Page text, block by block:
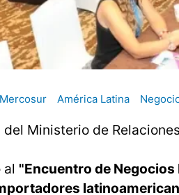
Mercosur América Latina
Ministerio de
al "Encuentro de